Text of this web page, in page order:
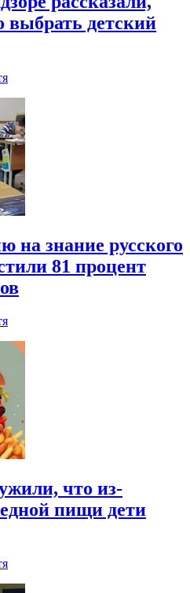
выбрать детский
на знание русского
81 процент
что из-
пищи дети